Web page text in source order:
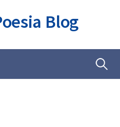
Blog
Ricerca